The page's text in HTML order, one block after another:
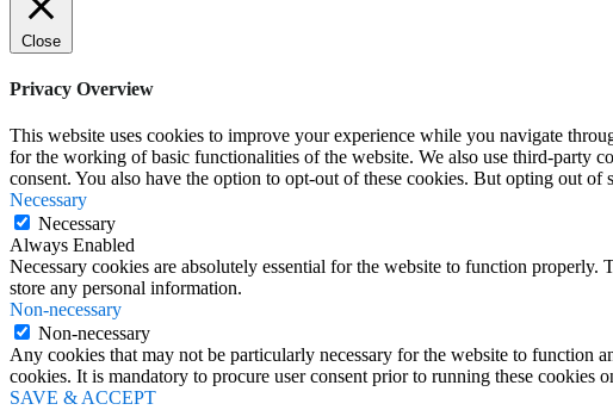
Close
Privacy Overview
This website uses cookies to improve your experience while you navigate
for the working of basic functionalities of the website. We also use third-party
consent. You also have the option to opt-out of these cookies. But opting out
Necessary
Necessary
Always Enabled
Necessary cookies are absolutely essential for the website to function
store any personal information.
Non-necessary
Non-necessary
Any cookies that may not be particularly necessary for the website to function
cookies. It is mandatory to procure user consent prior to running these cookies
SAVE & ACCEPT